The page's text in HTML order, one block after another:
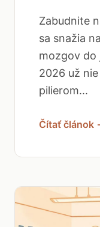
Zabudnite
sa snažia
mozgov do
2026 už
pilierom...
Čítať článok